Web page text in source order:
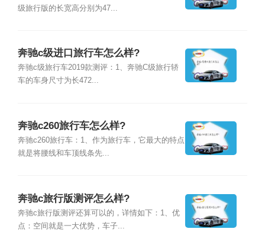
级旅行版的长宽高分别为47...
奔驰c级进口旅行车怎么样?
奔驰c级旅行车2019款测评：1、奔驰C级旅行轿
车的车身尺寸为长472...
奔驰c260旅行车怎么样?
奔驰c260旅行车：1、作为旅行车，它最大的特点
就是将腰线和车顶线条先...
奔驰c旅行版测评怎么样?
奔驰c旅行版测评还算可以的，详情如下：1、优
点：空间就是一大优势，车子...